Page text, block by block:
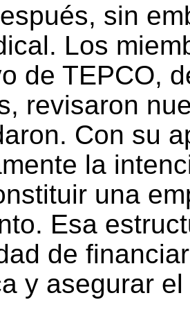
sin
Los
de TEPCO,
revisaron
Con su
la
una
Esa
de
y asegurar